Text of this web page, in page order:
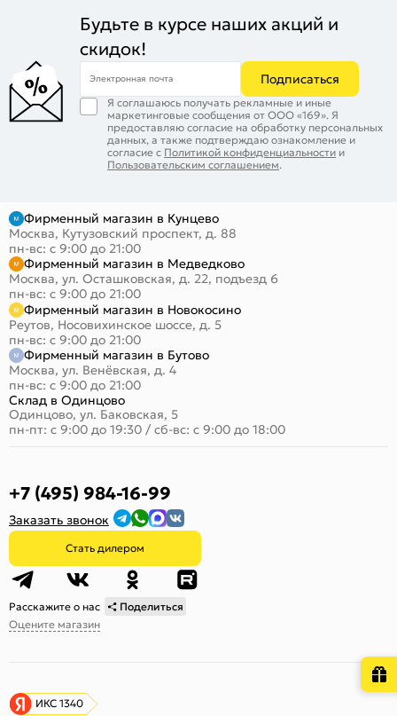
Будьте в курсе наших акций и
скидок!
Электронная почта Подписаться
Я соглашаюсь получать рекламные и иные
маркетинговые сообщения от ООО «169». Я
предоставляю согласие на обработку персональных
данных, а также подтверждаю ознакомление и
согласие с Политикой конфиденциальности и
Пользовательским соглашением.
Фирменный магазин в Кунцево
Москва, Кутузовский проспект, д. 88
пн-вс: с 9:00 до 21:00
Фирменный магазин в Медведково
Москва, ул. Осташковская, д. 22, подъезд 6
пн-вс: с 9:00 до 21:00
Фирменный магазин в Новокосино
Реутов, Носовихинское шоссе, д. 5
пн-вс: с 9:00 до 21:00
Фирменный магазин в Бутово
Москва, ул. Венёвская, д. 4
пн-вс: с 9:00 до 21:00
Склад в Одинцово
Одинцово, ул. Баковская, 5
пн-пт: с 9:00 до 19:30 / сб-вс: с 9:00 до 18:00
+7 (495) 984-16-99
Заказать звонок
Стать дилером
Расскажите о нас
Поделиться
Оцените магазин
ИКС 1340